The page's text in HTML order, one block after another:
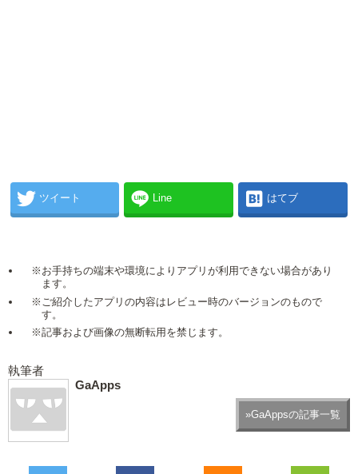
ツイート Line はてブ
※お手持ちの端末や環境によりアプリが利用できない場合があり
ます。
※ご紹介したアプリの内容はレビュー時のバージョンのもので
す。
※記事および画像の無断転用を禁じます。
執筆者
GaApps
»GaAppsの記事一覧